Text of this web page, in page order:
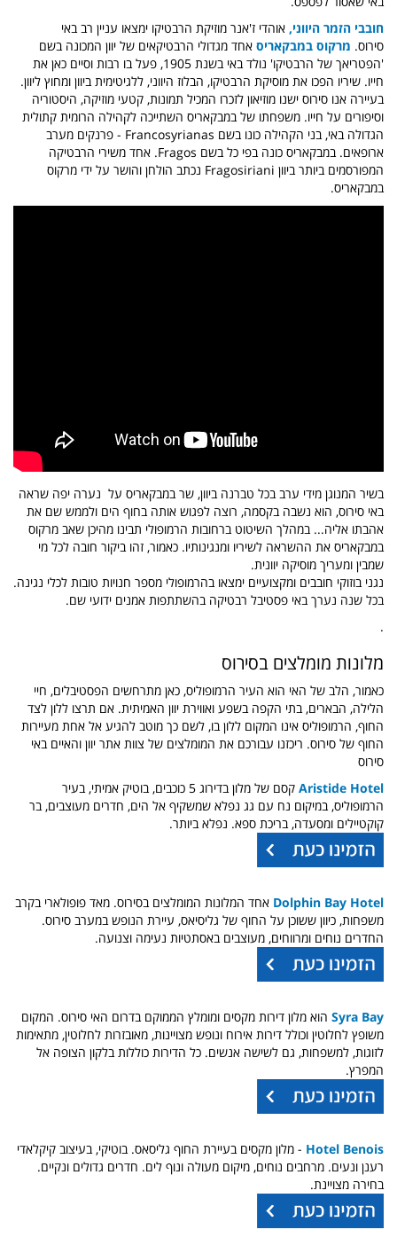
חובבי הזמר היווני, אוהדי ז'אנר מוזיקת הרבטיקו ימצאו עניין רב באי
סירוס. מרקוס במבקאריס אחד מגדולי הרבטיקאים של יוון המכונה בשם
'הפטריאך של הרבטיקו' נולד באי בשנת 1905, פעל בו רבות וסיים כאן את
חייו. שיריו הפכו את מוסיקת הרבטיקו, הבלוז היווני, ללגיטימית ביוון ומחוץ ליוון.
בעיירה אנו סירוס ישנו מוזיאון לזכרו המכיל תמונות, קטעי מוזיקה, היסטוריה
וסיפורים על חייו. משפחתו של במבקאריס השתייכה לקהילה הרומית קתולית
הגדולה באי, בני הקהילה כונו בשם Francosyrianas - פרנקים מערב
ארופאים. במבקאריס כונה בפי כל בשם Fragos. אחד משירי הרבטיקה
המפורסמים ביותר ביוון Fragosiriani נכתב הולחן והושר על ידי מרקוס
במבקאריס.
בשיר המנוגן מידי ערב בכל טברנה ביוון, שר במבקאריס על נערה יפה שראה
באי סירוס, הוא נשבה בקסמה, רוצה לפגוש אותה בחוף הים ולממש שם את
אהבתו אליה... במהלך השיטוט ברחובות הרמופולי תבינו מהיכן שאב מרקוס
במבקאריס את ההשראה לשיריו ומנגינותיו. כאמור, זהו ביקור חובה לכל מי
שמבין ומעריך מוסיקה יוונית.
נגני בוזוקי חובבים ומקצועיים ימצאו בהרמופולי מספר חנויות טובות לכלי נגינה.
בכל שנה נערך באי פסטיבל רבטיקה בהשתתפות אמנים ידועי שם.
.
מלונות מומלצים בסירוס
כאמור, הלב של האי הוא העיר הרמופוליס, כאן מתרחשים הפסטיבלים, חיי
הלילה, הבארים, בתי הקפה בשפע ואווירת יוון האמיתית. אם תרצו ללון לצד
החוף, הרמופוליס אינו המקום ללון בו, לשם כך מוטב להגיע אל אחת מעיירות
החוף של סירוס. ריכזנו עבורכם את המומלצים של צוות אתר יוון והאיים באי
סירוס
Aristide Hotel
קסם של מלון בדירוג 5 כוכבים, בוטיק אמיתי, בעיר
הרמופוליס, במיקום נח עם גג נפלא שמשקיף אל הים, חדרים מעוצבים, בר
קוקטיילים ומסעדה, בריכת ספא. נפלא ביותר.
Dolphin Bay Hotel אחד המלונות המומלצים בסירוס. מאד פופולארי בקרב
משפחות, כיוון ששוכן על החוף של גליסיאס, עיירת הנופש במערב סירוס.
החדרים נוחים ומרווחים, מעוצבים באסתטיות נעימה וצנועה.
Syra Bay הוא מלון דירות מקסים ומומלץ הממוקם בדרום האי סירוס. המקום
משופץ לחלוטין וכולל דירות אירוח ונופש מצויינות, מאובזרות לחלוטין, מתאימות
לזוגות, למשפחות, גם לשישה אנשים. כל הדירות כוללות בלקון הצופה אל
המפרץ.
Hotel Benois - מלון מקסים בעיירת החוף גליסאס. בוטיקי, בעיצוב קיקלאדי
רענן ונעים. מרחבים נוחים, מיקום מעולה ונוף לים. חדרים גדולים ונקיים.
בחירה מצויינת.